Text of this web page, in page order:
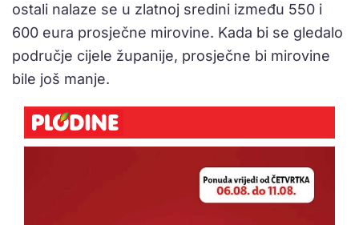
ostali nalaze se u zlatnoj sredini između 550 i
600 eura prosječne mirovine. Kada bi se gledalo
područje cijele županije, prosječne bi mirovine
bile još manje.